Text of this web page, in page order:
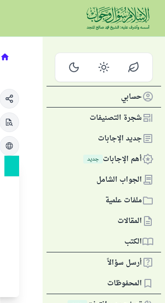
حسابي
شجرة التصنيفات
جديد الإجابات
أهم الإجابات جديد
الجواب الشامل
ملفات علمية
المقالات
الكتب
أرسل سؤالاً
المحفوظات